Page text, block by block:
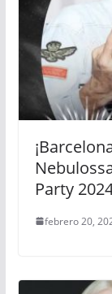
Party
febrero 20,